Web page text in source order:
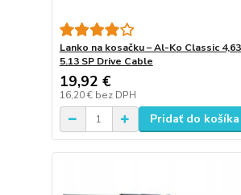
Lanko na kosačku – Al-Ko Classic
5.13 SP Drive Cable
19,92 €
16,20 € bez DPH
Pridať do košíka